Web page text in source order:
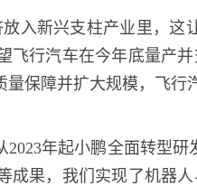
入新兴支柱产业里，这
飞行汽车在今年底量产
保障并扩大规模，飞行
年起小鹏全面转型研
成果，我们实现了机器